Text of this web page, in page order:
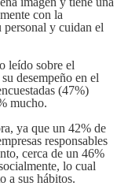
con la
y cuidan el
leído sobre el
desempeño en el
(47%)
mucho.
ya que un 42% de
responsables
cerca de un 46%
lo cual
a sus hábitos.